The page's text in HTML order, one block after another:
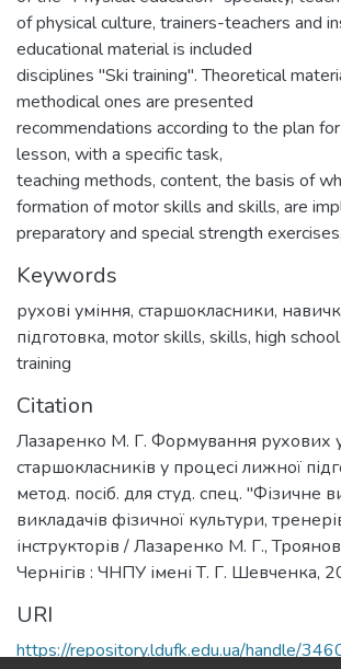
of physical culture, trainers-teachers and
educational material is included
disciplines "Ski training". Theoretical
methodical ones are presented
recommendations according to the plan
lesson, with a specific task,
teaching methods, content, the basis of
formation of motor skills and skills, are
preparatory and special strength
Keywords
рухові уміння, старшокласники,
підготовка, motor skills, skills, high
training
Citation
Лазаренко М. Г. Формування рухових
старшокласників у процесі лижної
метод. посіб. для студ. спец. "Фізичне
викладачів фізичної культури,
інструкторів / Лазаренко М. Г.,
Чернігів : ЧНПУ імені Т. Г. Шевченка,
URI
https://repository.ldufk.edu.ua/handle/